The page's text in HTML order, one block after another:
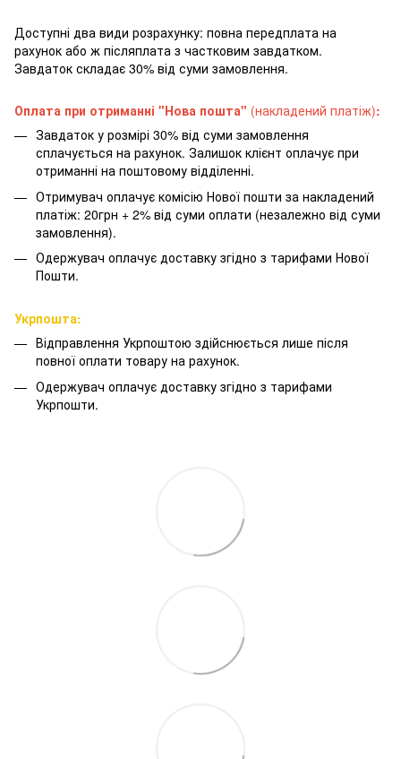
Доступні два види розрахунку: повна передплата на
рахунок або ж післяплата з частковим завдатком.
Завдаток складає 30% від суми замовлення.
Оплата при отриманні "Нова пошта" (накладений платіж):
Завдаток у розмірі 30% від суми замовлення
сплачується на рахунок. Залишок клієнт оплачує при
отриманні на поштовому відділенні.
Отримувач оплачує комісію Нової пошти за накладений
платіж: 20грн + 2% від суми оплати (незалежно від суми
замовлення).
Одержувач оплачує доставку згідно з тарифами Нової
Пошти.
Укрпошта:
Відправлення Укрпоштою здійснюється лише після
повної оплати товару на рахунок.
Одержувач оплачує доставку згідно з тарифами
Укрпошти.